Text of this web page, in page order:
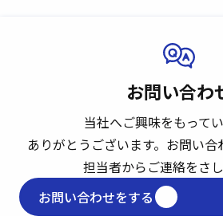
お問い合わ
当社へご興味をもってい
ありがとうございます。 お問い合
担当者からご連絡をさ
お問い合わせをする